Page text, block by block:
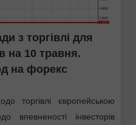
з торгівлі для
на 10 травня.
на форекс
торгівлі європейською
впевненості інвесторів